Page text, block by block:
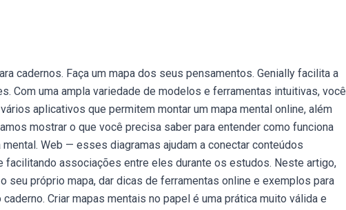
cadernos. Faça um mapa dos seus pensamentos. Genially facilita a
Com uma ampla variedade de modelos e ferramentas intuitivas, você
aplicativos que permitem montar um mapa mental online, além
mostrar o que você precisa saber para entender como funciona
Web — esses diagramas ajudam a conectar conteúdos
facilitando associações entre eles durante os estudos. Neste artigo,
seu próprio mapa, dar dicas de ferramentas online e exemplos para
Criar mapas mentais no papel é uma prática muito válida e